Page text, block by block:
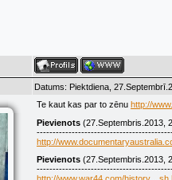
Datums: Piektdiena,
Te kaut kas par to zēnu http://
Pievienots (27.Septembris.2013,
http://
Pievienots (27.Septembris.2013,